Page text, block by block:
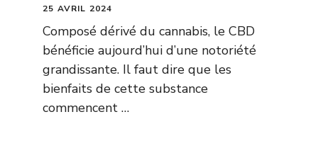
25 AVRIL 2024
Composé dérivé du cannabis, le CBD
bénéficie aujourd’hui d’une notoriété
grandissante. Il faut dire que les
bienfaits de cette substance
commencent …